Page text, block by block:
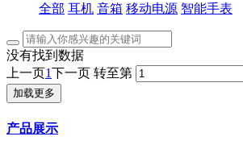
全部 耳机 音箱 移动电源 智能手表
没有找到数据
上一页1下一页 转至第
加载更多
产品展示